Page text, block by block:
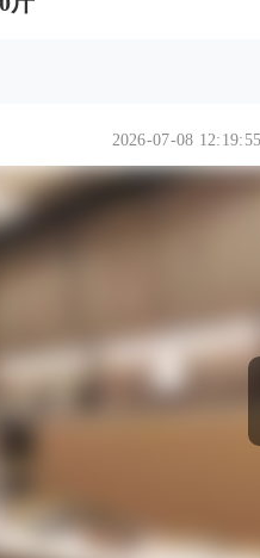
2026-07-08 12:19:55